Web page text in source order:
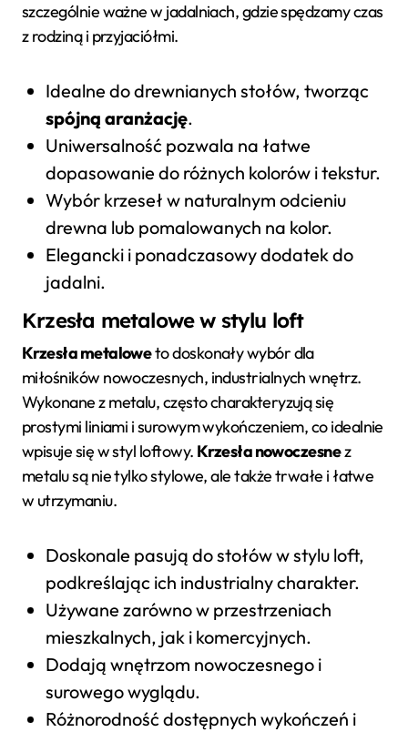
szczególnie ważne w jadalniach, gdzie spędzamy czas
z rodziną i przyjaciółmi.
Idealne do drewnianych stołów, tworząc
spójną aranżację.
Uniwersalność pozwala na łatwe
dopasowanie do różnych kolorów i tekstur.
Wybór krzeseł w naturalnym odcieniu
drewna lub pomalowanych na kolor.
Elegancki i ponadczasowy dodatek do
jadalni.
Krzesła metalowe w stylu loft
Krzesła metaloweto doskonały wybór dla
miłośników nowoczesnych, industrialnych wnętrz.
Wykonane z metalu, często charakteryzują się
prostymi liniami i surowym wykończeniem, co idealnie
wpisuje się w styl loftowy. Krzesła nowoczesnez
metalu są nie tylko stylowe, ale także trwałe i łatwe
w utrzymaniu.
Doskonale pasują do stołów w stylu loft,
podkreślając ich industrialny charakter.
Używane zarówno w przestrzeniach
mieszkalnych, jak i komercyjnych.
Dodają wnętrzom nowoczesnego i
surowego wyglądu.
Różnorodność dostępnych wykończeń i